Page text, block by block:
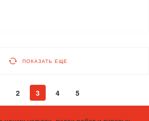
ПОКАЗАТЬ ЕЩЕ
2 3 4
5